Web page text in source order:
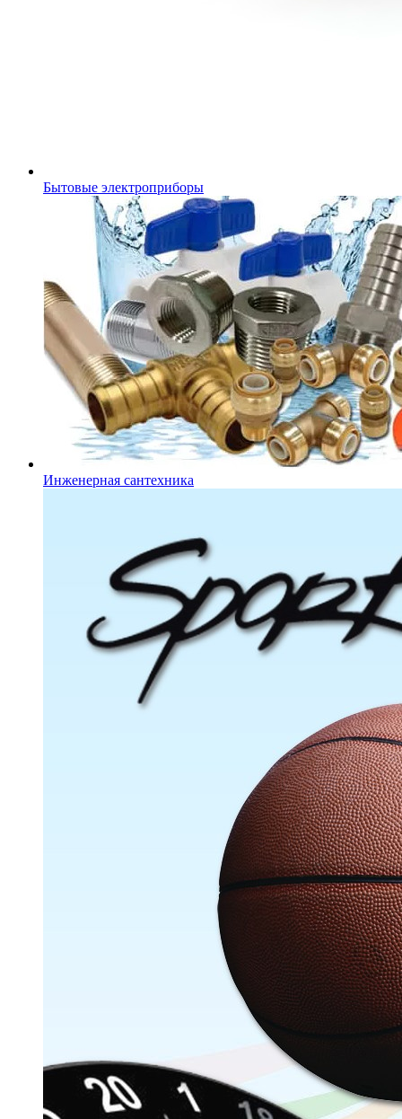
Бытовые электроприборы
Инженерная сантехника